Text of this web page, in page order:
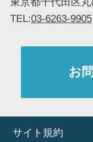
TEL:03-6263-9905
お
サイト規約